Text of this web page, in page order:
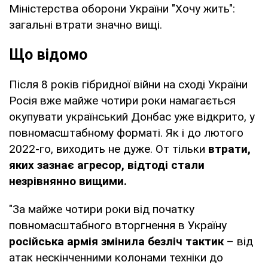
Міністерства оборони України "Хочу жить":
загальні втрати значно вищі.
Що відомо
Після 8 років гібридної війни на сході України
Росія вже майже чотири роки намагається
окупувати український Донбас уже відкрито, у
повномасштабному форматі. Як і до лютого
2022-го, виходить не дуже. От тільки втрати,
яких зазнає агресор, відтоді стали
незрівнянно вищими.
"За майже чотири роки від початку
повномасштабного вторгнення в Україну
російська армія змінила безліч тактик– від
атак нескінченними колонами техніки до